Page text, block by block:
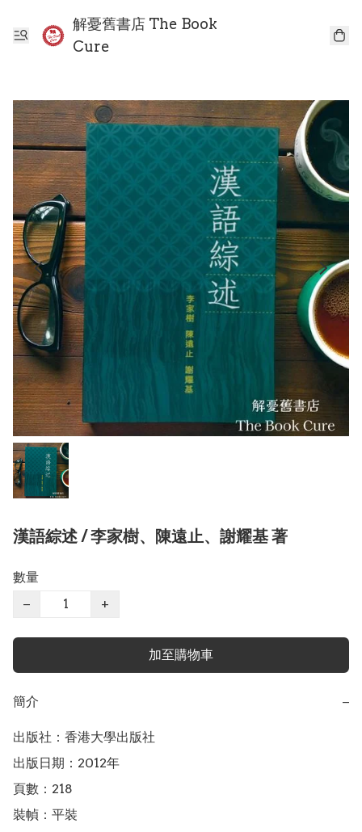
解憂舊書店 The Book
Cure
漢語綜述 / 李家樹、陳遠止、謝耀基 著
數量
−
+
加至購物車
簡介 −
出版社：香港大學出版社
出版日期：2012年
頁數：218
裝幀：平裝